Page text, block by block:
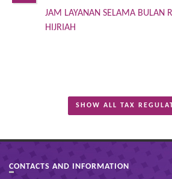
JAM LAYANAN SELAMA BULAN
HIJRIAH
SHOW ALL TAX
CONTACTS AND INFORMATION